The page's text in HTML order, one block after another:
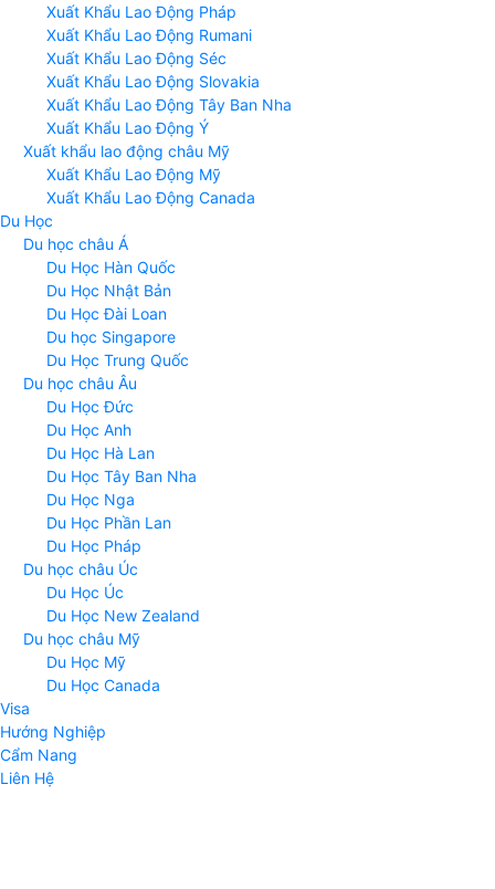
Xuất Khẩu Lao Động Pháp
Xuất Khẩu Lao Động Rumani
Xuất Khẩu Lao Động Séc
Xuất Khẩu Lao Động Slovakia
Xuất Khẩu Lao Động Tây Ban Nha
Xuất Khẩu Lao Động Ý
Xuất khẩu lao động châu Mỹ
Xuất Khẩu Lao Động Mỹ
Xuất Khẩu Lao Động Canada
Du Học
Du học châu Á
Du Học Hàn Quốc
Du Học Nhật Bản
Du Học Đài Loan
Du học Singapore
Du Học Trung Quốc
Du học châu Âu
Du Học Đức
Du Học Anh
Du Học Hà Lan
Du Học Tây Ban Nha
Du Học Nga
Du Học Phần Lan
Du Học Pháp
Du học châu Úc
Du Học Úc
Du Học New Zealand
Du học châu Mỹ
Du Học Mỹ
Du Học Canada
Visa
Hướng Nghiệp
Cẩm Nang
Liên Hệ